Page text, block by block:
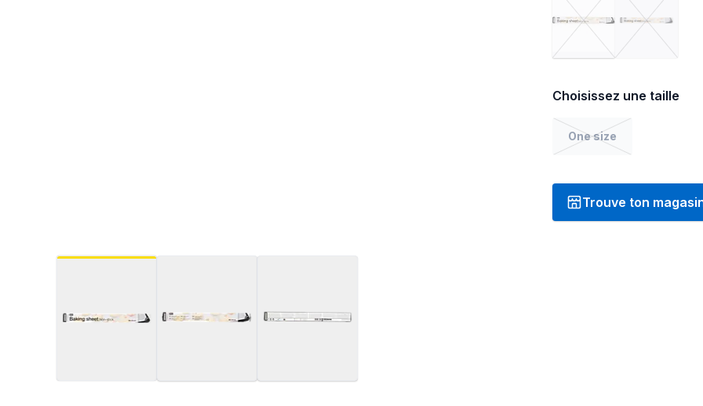
Choisissez une taille
One size
Trouve ton